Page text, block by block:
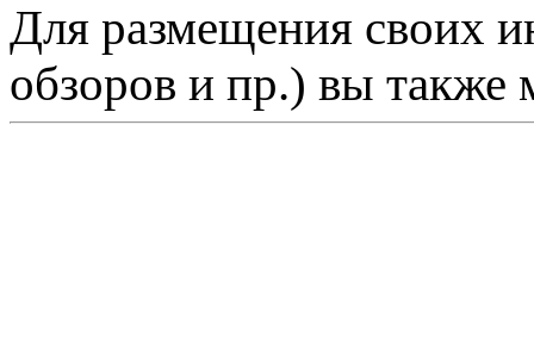
Для размещения своих
обзоров и пр.) вы также